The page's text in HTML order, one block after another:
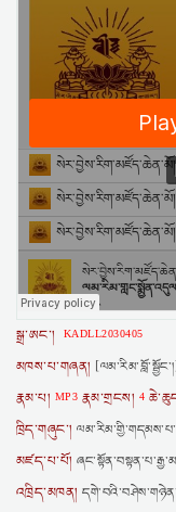
སྒྲ་ཨང་། KADLL2030405
མཁས་པ་གཞན།
རྣམ་པ། MP3 རྣམ་གྲངས། 4
ཁྲིད་གཞུང་།
མཛད་པ་པོ།
འཁྲིད་མཁན།